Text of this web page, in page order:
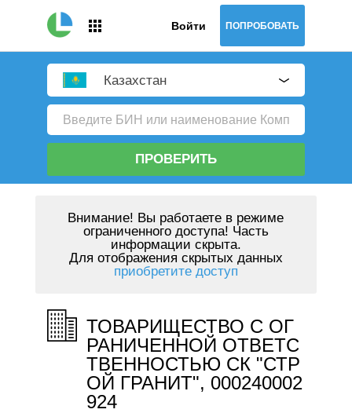
Войти ПОПРОБОВАТЬ
Казахстан
ПРОВЕРИТЬ
Внимание! Вы работаете в режиме
ограниченного доступа! Часть
информации скрыта.
Для отображения скрытых данных
приобретите доступ
ТОВАРИЩЕСТВО С ОГ
РАНИЧЕННОЙ ОТВЕТС
ТВЕННОСТЬЮ СК "СТР
ОЙ ГРАНИТ", 000240002
924